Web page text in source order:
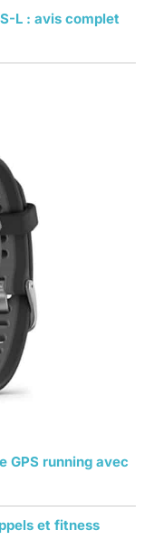
L : avis complet
GPS running avec
et fitness